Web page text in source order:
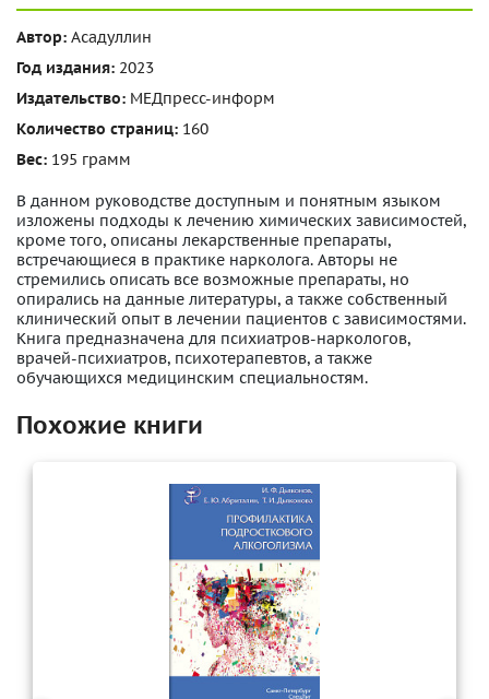
Автор: Асадуллин
Год издания: 2023
Издательство: МЕДпресс-информ
Количество страниц: 160
Вес: 195 грамм
В данном руководстве доступным и понятным языком
изложены подходы к лечению химических зависимостей,
кроме того, описаны лекарственные препараты,
встречающиеся в практике нарколога. Авторы не
стремились описать все возможные препараты, но
опирались на данные литературы, а также собственный
клинический опыт в лечении пациентов с зависимостями.
Книга предназначена для психиатров-наркологов,
врачей-психиатров, психотерапевтов, а также
обучающихся медицинским специальностям.
Похожие книги